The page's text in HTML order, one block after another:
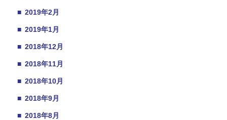
■ 2019年2月
■ 2019年1月
■ 2018年12月
■ 2018年11月
■ 2018年10月
■ 2018年9月
■ 2018年8月